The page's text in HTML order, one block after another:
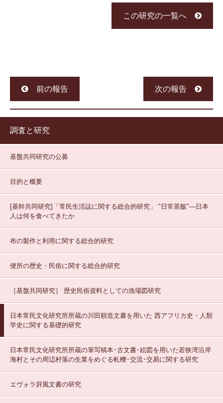
この研究の一覧へ
前の報告 次の報告
調査と研究
基盤共同研究の公募
目的と概要
[基幹共同研究]「常民生活誌に関する総合的研究」
"日常茶飯"—日本
人は何を食べてきたか
布の製作と利用に関する総合的研究
便所の歴史・民俗に関する総合的研究
［基盤共同研究］ 歴史民俗資料としての漁場図研究
日本常民文化研究所所蔵の川田順造文書を用いた 西アフリカ史・人類
学史に関する基礎的研究
日本常民文化研究所所蔵の筆写稿本･古文書･絵図を用いた若狭湾沿岸
海村とその周辺村落の生業をめぐる軋轢･交流･交易に関する研究
エヴォラ屛風文書の研究